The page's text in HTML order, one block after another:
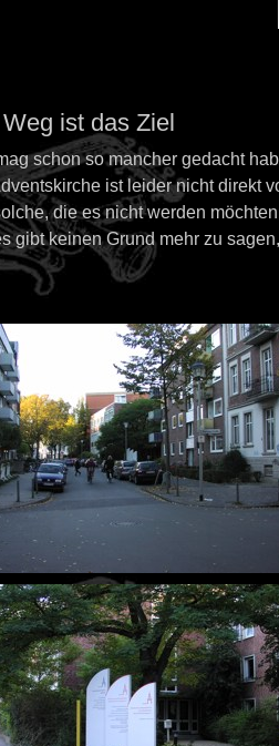
ist das Ziel
schon so mancher gedacht
ist leider nicht direkt
die es nicht werden
gibt keinen Grund mehr zu